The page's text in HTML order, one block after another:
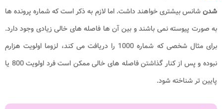
شدنشانس بیشتری خواهند داشت. اما لازم به ذکر است که شماره پرونده ها
به صورت پیوسته نمی باشند و بین آن ها فاصله های خالی زیادی وجود دارد.
برای مثال شخصی که شماره 1000 را دریافت می کند، لزوما اولویت هزارم
نبوده و پس از کنار گذاشتن فاصله های خالی ممکن است فرد اولویت 800 یا
پایین تر شناخته شود.